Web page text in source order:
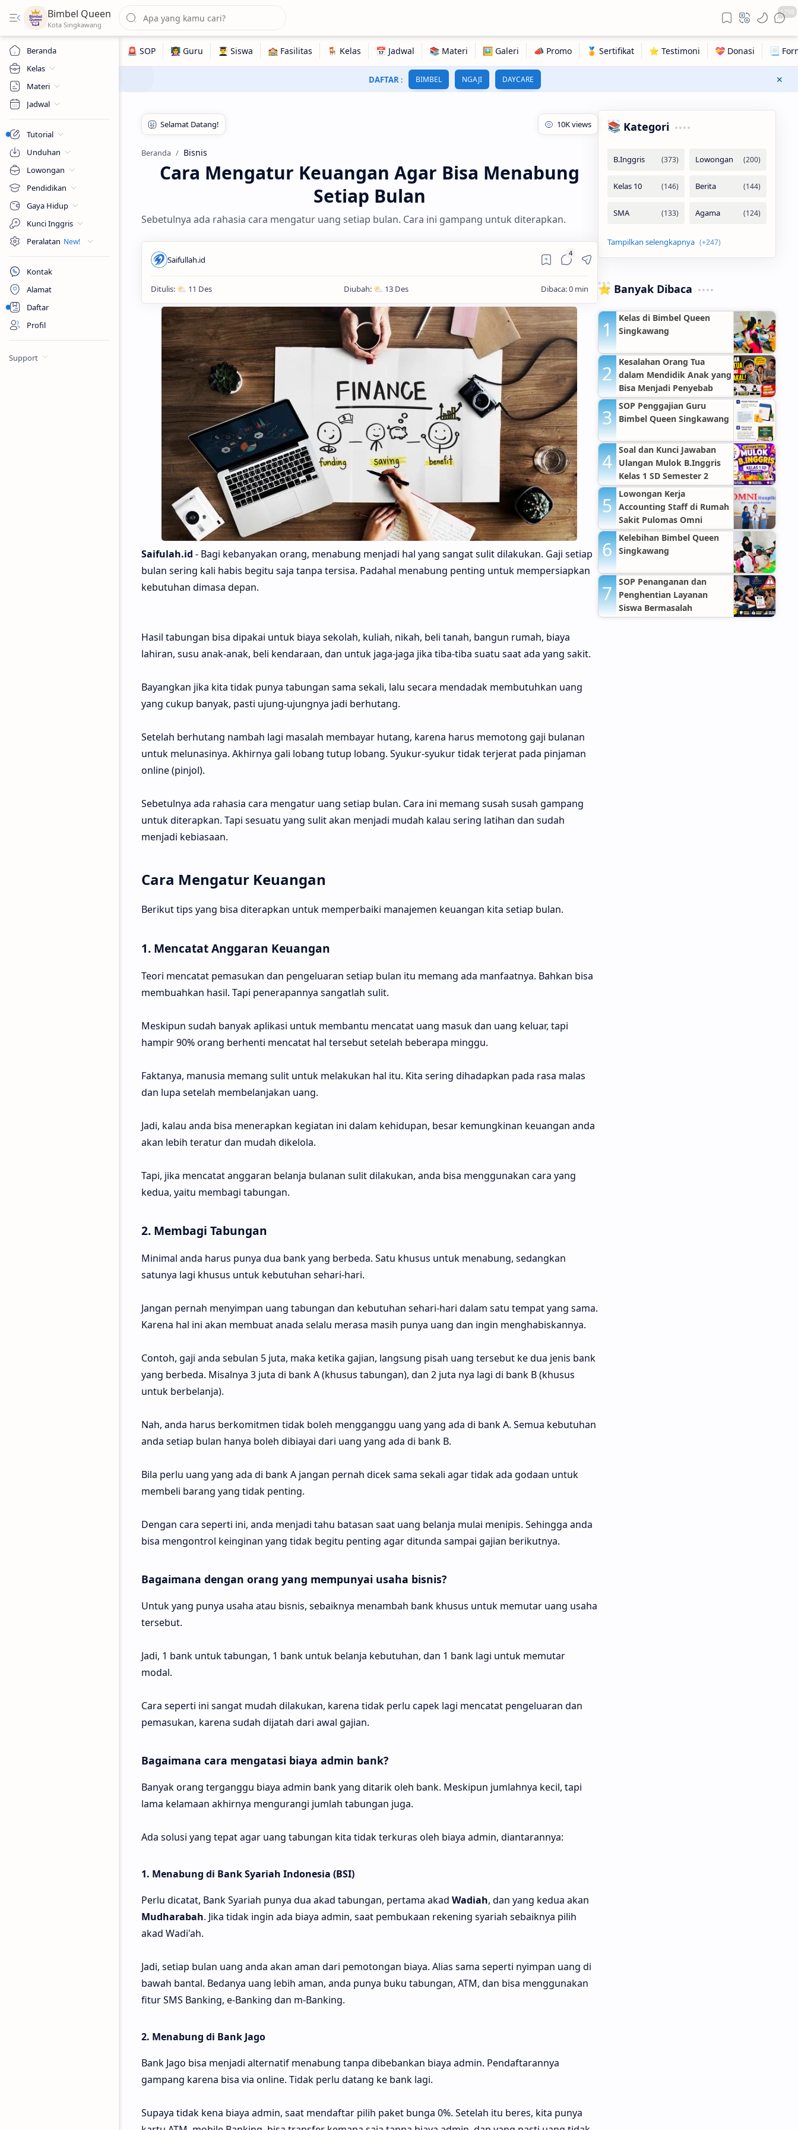
Bimbel Queen 1798
Beranda
Kelas
Materi
Jadwal
Tutorial
Unduhan
Lowongan
Pendidikan
Gaya Hidup
Kunci Inggris
Peralatan
Kontak
Alamat
Daftar
Profil
Support
DAFTAR : BIMBEL NGAJI DAYCARE
Beranda Bisnis
Cara Mengatur Keuangan Agar Bisa Menabung
Setiap Bulan
Sebetulnya ada rahasia cara mengatur uang setiap bulan. Cara ini gampang untuk diterapkan.
Saifulah.id - Bagi kebanyakan orang, menabung menjadi hal yang sangat sulit dilakukan. Gaji setiap
bulan sering kali habis begitu saja tanpa tersisa. Padahal menabung penting untuk mempersiapkan
kebutuhan dimasa depan.
Hasil tabungan bisa dipakai untuk biaya sekolah, kuliah, nikah, beli tanah, bangun rumah, biaya
lahiran, susu anak-anak, beli kendaraan, dan untuk jaga-jaga jika tiba-tiba suatu saat ada yang sakit.
Bayangkan jika kita tidak punya tabungan sama sekali, lalu secara mendadak membutuhkan uang
yang cukup banyak, pasti ujung-ujungnya jadi berhutang.
Setelah berhutang nambah lagi masalah membayar hutang, karena harus memotong gaji bulanan
untuk melunasinya. Akhirnya gali lobang tutup lobang. Syukur-syukur tidak terjerat pada pinjaman
online (pinjol).
Sebetulnya ada rahasia cara mengatur uang setiap bulan. Cara ini memang susah susah gampang
untuk diterapkan. Tapi sesuatu yang sulit akan menjadi mudah kalau sering latihan dan sudah
menjadi kebiasaan.
Cara Mengatur Keuangan
Berikut tips yang bisa diterapkan untuk memperbaiki manajemen keuangan kita setiap bulan.
1. Mencatat Anggaran Keuangan
Teori mencatat pemasukan dan pengeluaran setiap bulan itu memang ada manfaatnya. Bahkan bisa
membuahkan hasil. Tapi penerapannya sangatlah sulit.
Meskipun sudah banyak aplikasi untuk membantu mencatat uang masuk dan uang keluar, tapi
hampir 90% orang berhenti mencatat hal tersebut setelah beberapa minggu.
Faktanya, manusia memang sulit untuk melakukan hal itu. Kita sering dihadapkan pada rasa malas
dan lupa setelah membelanjakan uang.
Jadi, kalau anda bisa menerapkan kegiatan ini dalam kehidupan, besar kemungkinan keuangan anda
akan lebih teratur dan mudah dikelola.
Tapi, jika mencatat anggaran belanja bulanan sulit dilakukan, anda bisa menggunakan cara yang
kedua, yaitu membagi tabungan.
2. Membagi Tabungan
Minimal anda harus punya dua bank yang berbeda. Satu khusus untuk menabung, sedangkan
satunya lagi khusus untuk kebutuhan sehari-hari.
Jangan pernah menyimpan uang tabungan dan kebutuhan sehari-hari dalam satu tempat yang sama.
Karena hal ini akan membuat anada selalu merasa masih punya uang dan ingin menghabiskannya.
Contoh, gaji anda sebulan 5 juta, maka ketika gajian, langsung pisah uang tersebut ke dua jenis bank
yang berbeda. Misalnya 3 juta di bank A (khusus tabungan), dan 2 juta nya lagi di bank B (khusus
untuk berbelanja).
Nah, anda harus berkomitmen tidak boleh mengganggu uang yang ada di bank A. Semua kebutuhan
anda setiap bulan hanya boleh dibiayai dari uang yang ada di bank B.
Bila perlu uang yang ada di bank A jangan pernah dicek sama sekali agar tidak ada godaan untuk
membeli barang yang tidak penting.
Dengan cara seperti ini, anda menjadi tahu batasan saat uang belanja mulai menipis. Sehingga anda
bisa mengontrol keinginan yang tidak begitu penting agar ditunda sampai gajian berikutnya.
Bagaimana dengan orang yang mempunyai usaha bisnis?
Untuk yang punya usaha atau bisnis, sebaiknya menambah bank khusus untuk memutar uang usaha
tersebut.
Jadi, 1 bank untuk tabungan, 1 bank untuk belanja kebutuhan, dan 1 bank lagi untuk memutar
modal.
Cara seperti ini sangat mudah dilakukan, karena tidak perlu capek lagi mencatat pengeluaran dan
pemasukan, karena sudah dijatah dari awal gajian.
Bagaimana cara mengatasi biaya admin bank?
Banyak orang terganggu biaya admin bank yang ditarik oleh bank. Meskipun jumlahnya kecil, tapi
lama kelamaan akhirnya mengurangi jumlah tabungan juga.
Ada solusi yang tepat agar uang tabungan kita tidak terkuras oleh biaya admin, diantarannya:
1. Menabung di Bank Syariah Indonesia (BSI)
Perlu dicatat, Bank Syariah punya dua akad tabungan, pertama akad Wadiah, dan yang kedua akan
Mudharabah. Jika tidak ingin ada biaya admin, saat pembukaan rekening syariah sebaiknya pilih
akad Wadi'ah.
Jadi, setiap bulan uang anda akan aman dari pemotongan biaya. Alias sama seperti nyimpan uang di
bawah bantal. Bedanya uang lebih aman, anda punya buku tabungan, ATM, dan bisa menggunakan
fitur SMS Banking, e-Banking dan m-Banking.
2. Menabung di Bank Jago
Bank Jago bisa menjadi alternatif menabung tanpa dibebankan biaya admin. Pendaftarannya
gampang karena bisa via online. Tidak perlu datang ke bank lagi.
Supaya tidak kena biaya admin, saat mendaftar pilih paket bunga 0%. Setelah itu beres, kita punya
📚 Kategori
⭐ Banyak Dibaca
Kelas di Bimbel Queen
Singkawang
Kesalahan Orang Tua
dalam Mendidik Anak yang
Bisa Menjadi Penyebab
Anak Nakal
SOP Penggajian Guru
Bimbel Queen Singkawang
Soal dan Kunci Jawaban
Ulangan Mulok B.Inggris
Kelas 1 SD Semester 2
Lowongan Kerja
Accounting Staff di Rumah
Sakit Pulomas Omni
Hospitals Jakarta Timur
Kelebihan Bimbel Queen
Singkawang
SOP Penanganan dan
Penghentian Layanan
Siswa Bermasalah